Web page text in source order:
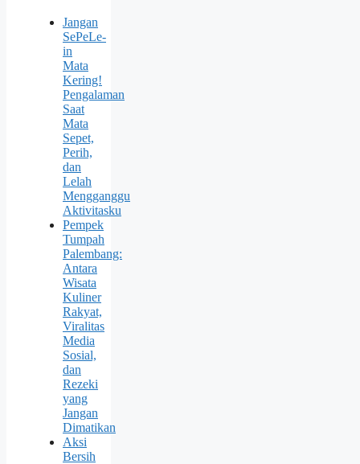
Jangan
SePeLe-
in
Mata
Kering!
Pengalaman
Saat
Mata
Sepet,
Perih,
dan
Lelah
Mengganggu
Aktivitasku
Pempek
Tumpah
Palembang:
Antara
Wisata
Kuliner
Rakyat,
Viralitas
Media
Sosial,
dan
Rezeki
yang
Jangan
Dimatikan
Aksi
Bersih